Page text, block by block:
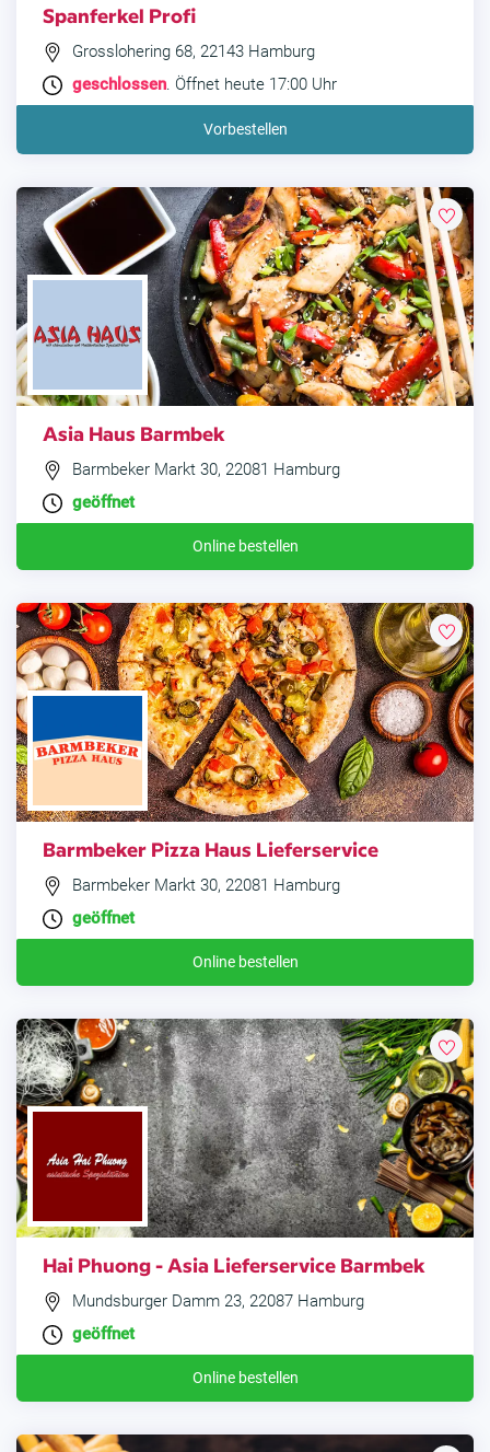
Spanferkel Profi
Grosslohering 68, 22143 Hamburg
geschlossen. Öffnet heute 17:00 Uhr
Vorbestellen
Asia Haus Barmbek
Barmbeker Markt 30, 22081 Hamburg
geöffnet
Online bestellen
Barmbeker Pizza Haus Lieferservice
Barmbeker Markt 30, 22081 Hamburg
geöffnet
Online bestellen
Hai Phuong - Asia Lieferservice Barmbek
Mundsburger Damm 23, 22087 Hamburg
geöffnet
Online bestellen